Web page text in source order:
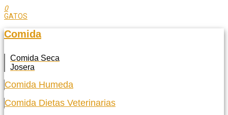
0
GATOS
Comida
Comida Seca
Josera
Comida Humeda
Comida Dietas Veterinarias